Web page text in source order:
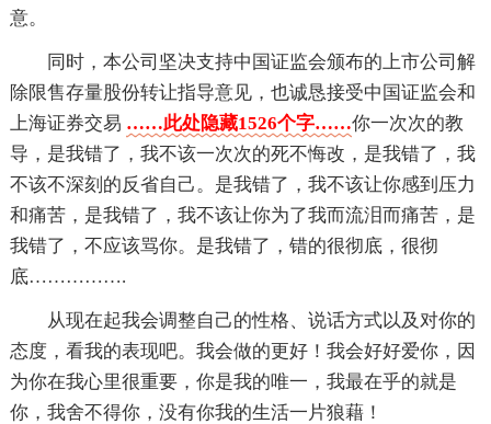
意。
同时，本公司坚决支持中国证监会颁布的上市公司解
除限售存量股份转让指导意见，也诚恳接受中国证监会和
上海证券交易 ……此处隐藏1526个字……你一次次的教
导，是我错了，我不该一次次的死不悔改，是我错了，我
不该不深刻的反省自己。是我错了，我不该让你感到压力
和痛苦，是我错了，我不该让你为了我而流泪而痛苦，是
我错了，不应该骂你。是我错了，错的很彻底，很彻
底…………….
从现在起我会调整自己的性格、说话方式以及对你的
态度，看我的表现吧。我会做的更好！我会好好爱你，因
为你在我心里很重要，你是我的唯一，我最在乎的就是
你，我舍不得你，没有你我的生活一片狼藉！